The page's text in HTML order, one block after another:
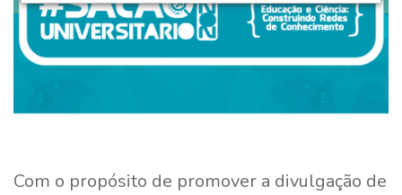
Com o propósito de promover a divulgação de